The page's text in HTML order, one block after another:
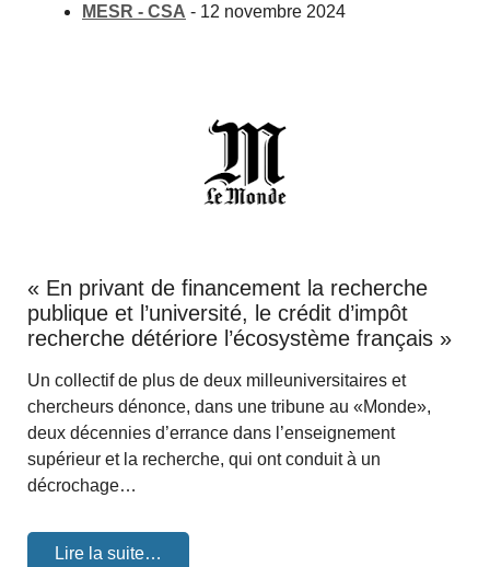
MESR - CSA - 12 novembre 2024
« En privant de financement la recherche
publique et l’université, le crédit d’impôt
recherche détériore l’écosystème français »
Un collectif de plus de deux milleuniversitaires et
chercheurs dénonce, dans une tribune au «Monde»,
deux décennies d’errance dans l’enseignement
supérieur et la recherche, qui ont conduit à un
décrochage…
Lire la suite…